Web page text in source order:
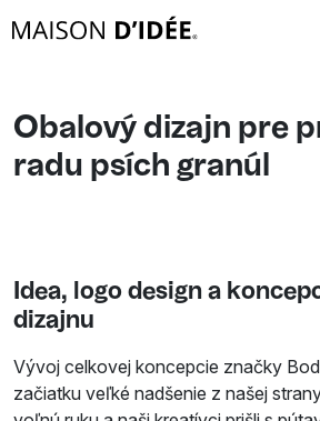
Obalový dizajn pre
radu psích granúl
Idea, logo design a
dizajnu
Vývoj celkovej koncepcie značky
začiatku veľké nadšenie z našej